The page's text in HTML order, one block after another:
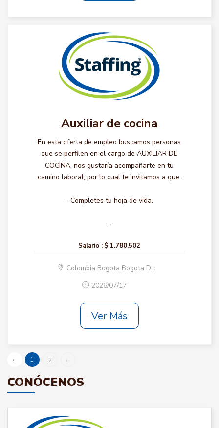
Auxiliar de cocina
En esta oferta de empleo buscamos personas
que se perfilen en el cargo de AUXILIAR DE
COCINA, nos gustaría acompañarte en tu
camino laboral, por lo cual te invitamos a que:
- Completes tu hoja de vida.
...
Salario : $ 1.780.502
Colombia Bogota Bogota D.c.
2026/07/17
Ver Más
‹ 1 2 ›
CONÓCENOS